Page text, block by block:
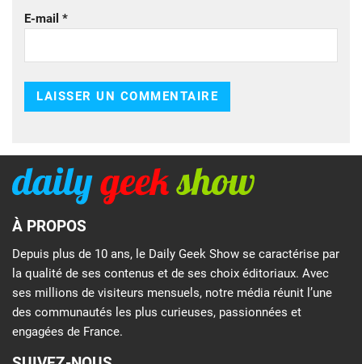
E-mail *
À PROPOS
Depuis plus de 10 ans, le Daily Geek Show se caractérise par
la qualité de ses contenus et de ses choix éditoriaux. Avec
ses millions de visiteurs mensuels, notre média réunit l’une
des communautés les plus curieuses, passionnées et
engagées de France.